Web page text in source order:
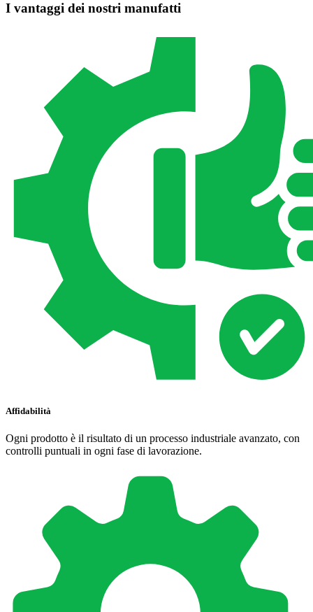
I vantaggi dei nostri manufatti
Affidabilità
Ogni prodotto è il risultato di un processo industriale avanzato, con
controlli puntuali in ogni fase di lavorazione.